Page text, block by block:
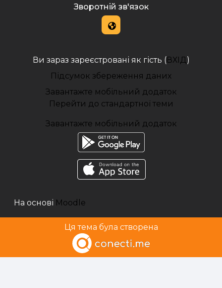
Зворотній зв'язок
Ви зараз зареєстровані як гість (ВХІД )
Підсумок збереження даних
Завантажте мобільний додаток
Перейти до стандартної теми
Завантажте мобільний додаток
На основі Moodle
Ця тема була створена